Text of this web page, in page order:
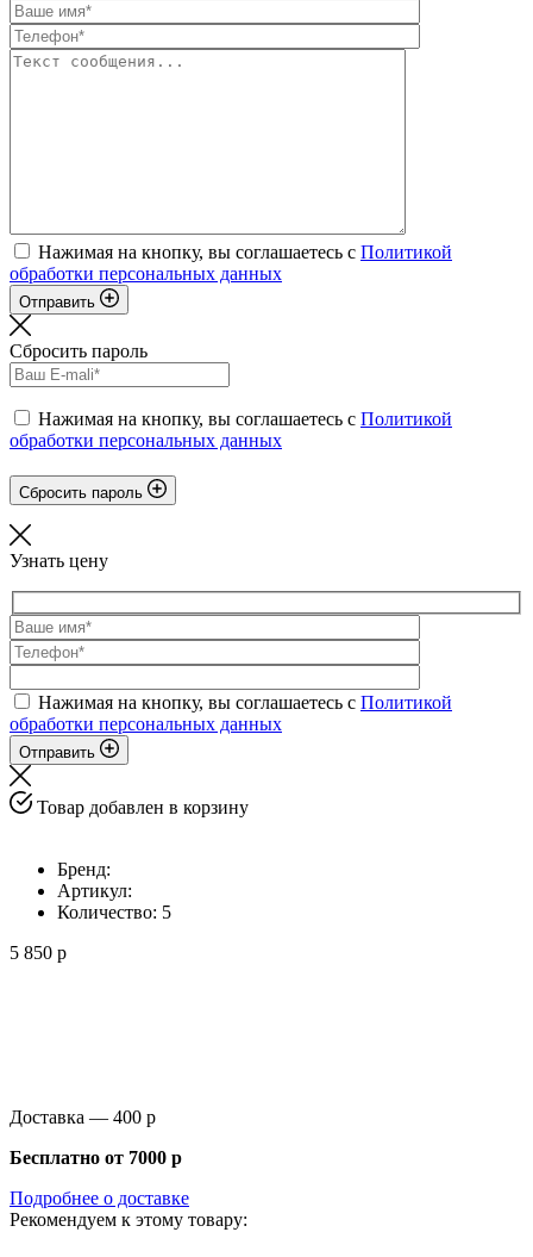
Нажимая на кнопку, вы соглашаетесь с Политикой
обработки персональных данных
Отправить
Сбросить пароль
Нажимая на кнопку, вы соглашаетесь с Политикой
обработки персональных данных
Сбросить пароль
Узнать цену
Нажимая на кнопку, вы соглашаетесь с Политикой
обработки персональных данных
Отправить
Товар добавлен в корзину
Бренд:
Артикул:
Количество: 5
5 850 р
Доставка — 400 р
Бесплатно от 7000 р
Подробнее о доставке
Рекомендуем к этому товару: